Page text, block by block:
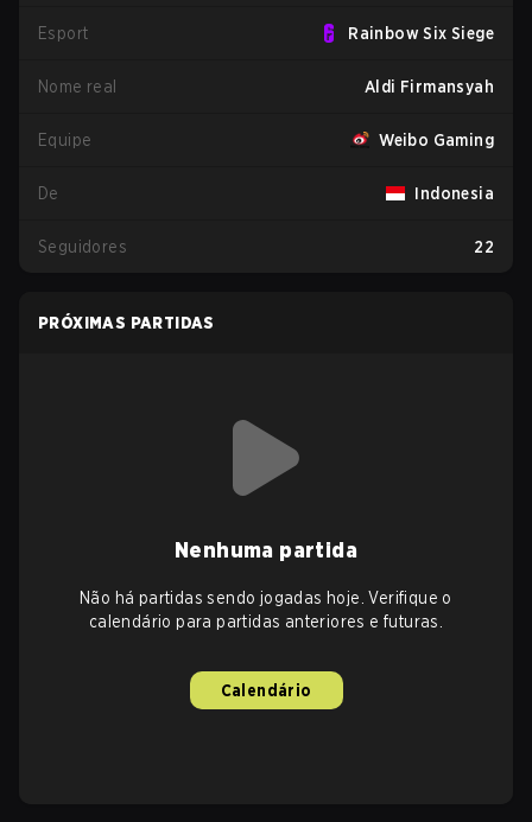
Esport Rainbow Six Siege
Nome real Aldi Firmansyah
Equipe Weibo Gaming
De Indonesia
Seguidores 22
PRÓXIMAS PARTIDAS
Nenhuma partida
Não há partidas sendo jogadas hoje. Verifique o
calendário para partidas anteriores e futuras.
Calendário